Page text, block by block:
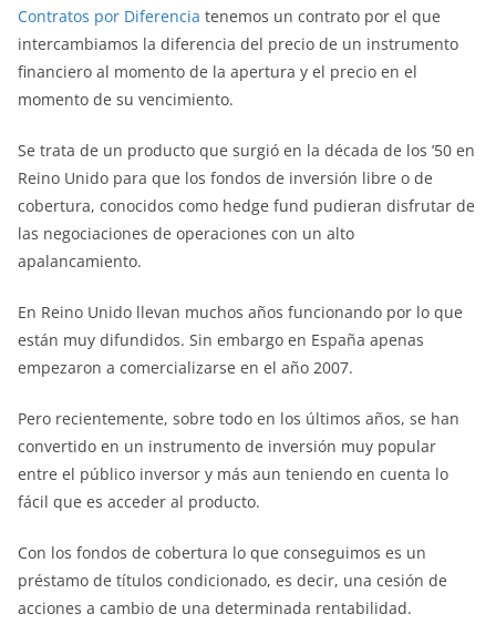
Contratos por Diferencia tenemos un contrato por el que
intercambiamos la diferencia del precio de un instrumento
financiero al momento de la apertura y el precio en el
momento de su vencimiento.
Se trata de un producto que surgió en la década de los ’50 en
Reino Unido para que los fondos de inversión libre o de
cobertura, conocidos como hedge fund pudieran disfrutar de
las negociaciones de operaciones con un alto
apalancamiento.
En Reino Unido llevan muchos años funcionando por lo que
están muy difundidos. Sin embargo en España apenas
empezaron a comercializarse en el año 2007.
Pero recientemente, sobre todo en los últimos años, se han
convertido en un instrumento de inversión muy popular
entre el público inversor y más aun teniendo en cuenta lo
fácil que es acceder al producto.
Con los fondos de cobertura lo que conseguimos es un
préstamo de títulos condicionado, es decir, una cesión de
acciones a cambio de una determinada rentabilidad.